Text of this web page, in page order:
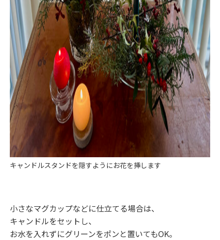
キャンドルスタンドを隠すようにお花を挿します
小さなマグカップなどに仕立てる場合は、
キャンドルをセットし、
お水を入れずにグリーンをポンと置いてもOK。